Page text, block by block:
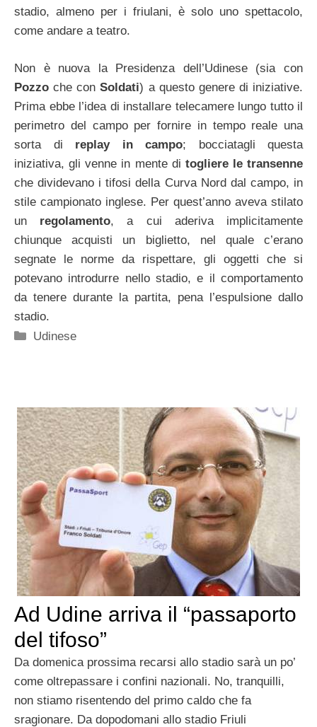
stadio, almeno per i friulani, è solo uno spettacolo,
come andare a teatro.
Non è nuova la Presidenza dell’Udinese (sia con
Pozzoche conSoldati) a questo genere di iniziative.
Prima ebbe l’idea di installare telecamere lungo tutto il
perimetro del campo per fornire in tempo reale una
sorta di replay in campo; bocciatagli questa
iniziativa, gli venne in mente di togliere le transenne
che dividevano i tifosi della Curva Nord dal campo, in
stile campionato inglese. Per quest’anno aveva stilato
un regolamento, a cui aderiva implicitamente
chiunque acquisti un biglietto, nel quale c’erano
segnate le norme da rispettare, gli oggetti che si
potevano introdurre nello stadio, e il comportamento
da tenere durante la partita, pena l’espulsione dallo
stadio.
Categorie
Udinese
Ad Udine arriva il “passaporto
del tifoso”
Da domenica prossima recarsi allo stadio sarà un po’
come oltrepassare i confini nazionali. No, tranquilli,
non stiamo risentendo del primo caldo che fa
sragionare. Da dopodomani allo stadio Friuli